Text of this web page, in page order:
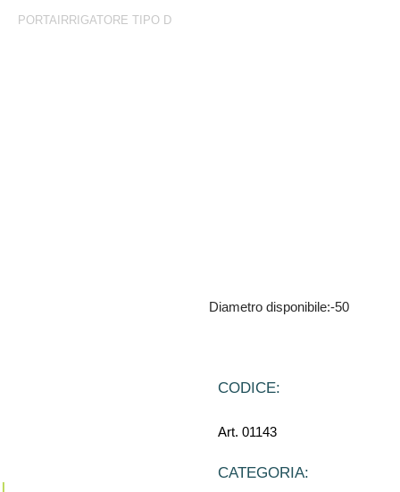
PORTAIRRIGATORE TIPO D
Diametro disponibile:-50
CODICE:
Art. 01143
CATEGORIA: